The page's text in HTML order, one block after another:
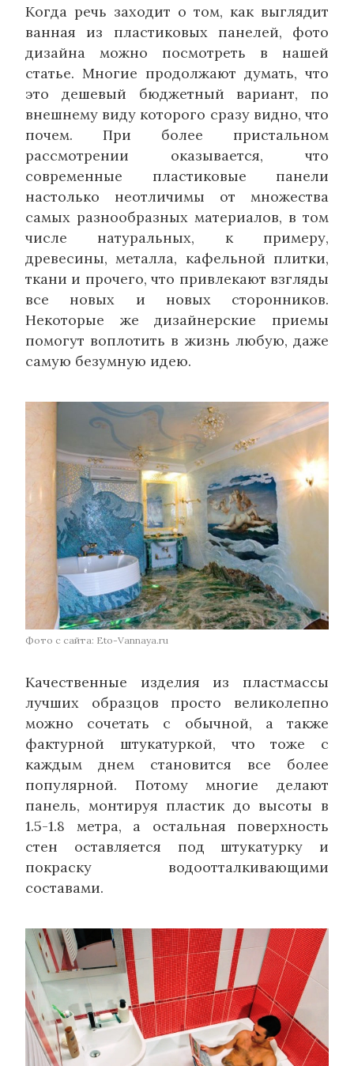
Когда речь заходит о том, как выглядит
ванная из пластиковых панелей, фото
дизайна можно посмотреть в нашей
статье. Многие продолжают думать, что
это дешевый бюджетный вариант, по
внешнему виду которого сразу видно, что
почем. При более пристальном
рассмотрении оказывается, что
современные пластиковые панели
настолько неотличимы от множества
самых разнообразных материалов, в том
числе натуральных, к примеру,
древесины, металла, кафельной плитки,
ткани и прочего, что привлекают взгляды
все новых и новых сторонников.
Некоторые же дизайнерские приемы
помогут воплотить в жизнь любую, даже
самую безумную идею.
Фото с сайта: Eto-Vannaya.ru
Качественные изделия из пластмассы
лучших образцов просто великолепно
можно сочетать с обычной, а также
фактурной штукатуркой, что тоже с
каждым днем становится все более
популярной. Потому многие делают
панель, монтируя пластик до высоты в
1.5-1.8 метра, а остальная поверхность
стен оставляется под штукатурку и
покраску водоотталкивающими
составами.